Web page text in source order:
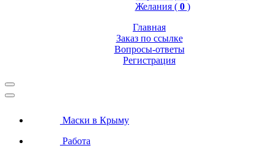
Желания ( 0 )
Главная
Заказ по ссылке
Вопросы-ответы
Регистрация
Маски в Крыму
Работа